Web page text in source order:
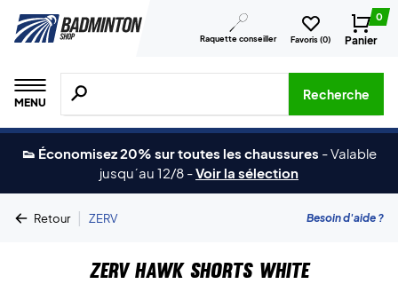
Raquette conseiller Favoris (0)
0
Panier
MENU
Recherche de produits, de marques, etc.
Recherche
👟 Économisez 20% sur toutes les chaussures -Valable
jusqu´au 12/8 -Voir la sélection
Retour | ZERV Besoin d'aide ?
ZERV Hawk Shorts White